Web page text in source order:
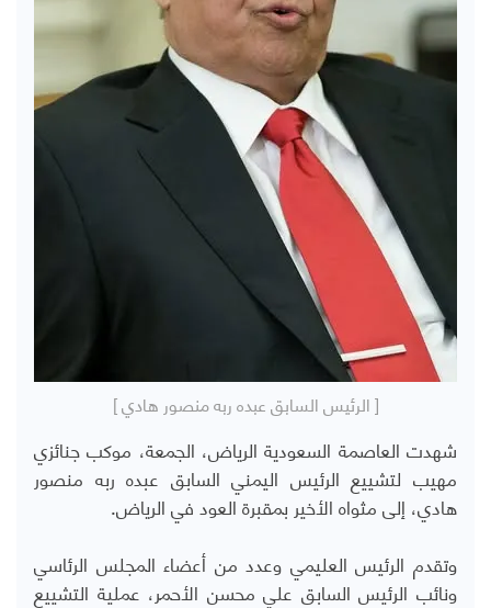
[ الرئيس السابق عبده ربه منصور هادي ]
شهدت العاصمة السعودية الرياض، الجمعة، موكب جنائزي
مهيب لتشييع الرئيس اليمني السابق عبده ربه منصور
هادي، إلى مثواه الأخير بمقبرة العود في الرياض.
وتقدم الرئيس العليمي وعدد من أعضاء المجلس الرئاسي
ونائب الرئيس السابق علي محسن الأحمر، عملية التشييع